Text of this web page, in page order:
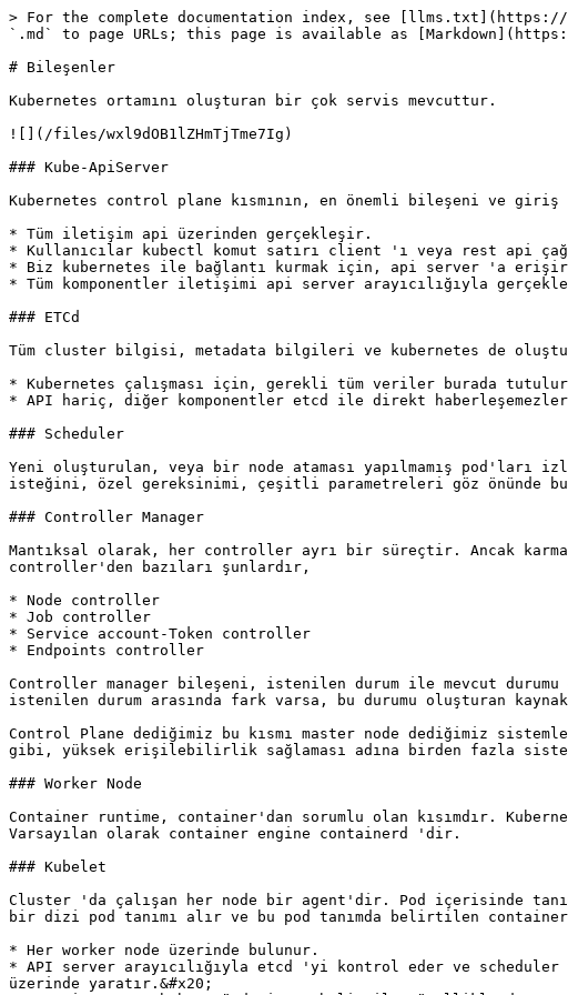
> For the complete documentation index, see [llms.txt](https://
`.md` to page URLs; this page is available as
# Bileşenler
Kubernetes ortamını oluşturan bir çok servis mevcuttur.
![](/files/wxl9dOB1lZHmTjTme7Ig)
### Kube-ApiServer
Kubernetes control plane kısmının, en önemli bileşeni ve
* Tüm iletişim api üzerinden gerçekleşir.
* Kullanıcılar kubectl komut satırı client 'ı veya rest api
* Biz kubernetes ile bağlantı kurmak için, api server 'a
* Tüm komponentler iletişimi api server arayıcılığıyla
### ETCd
Tüm cluster bilgisi, metadata bilgileri ve kubernetes de
* Kubernetes çalışması için, gerekli tüm veriler burada
* API hariç, diğer komponentler etcd ile direkt
### Scheduler
Yeni oluşturulan, veya bir node ataması yapılmamış
isteğini, özel gereksinimi, çeşitli parametreleri göz önünde
### Controller Manager
Mantıksal olarak, her controller ayrı bir süreçtir. Ancak
controller'den bazıları şunlardır,
* Node controller
* Job controller
* Service account-Token controller
* Endpoints controller
Controller manager bileşeni, istenilen durum ile mevcut
istenilen durum arasında fark varsa, bu durumu oluşturan
Control Plane dediğimiz bu kısmı master node dediğimiz
gibi, yüksek erişilebilirlik sağlaması adına birden fazla
### Worker Node
Container runtime, container'dan sorumlu olan kısımdır.
Varsayılan olarak container engine containerd 'dir.
### Kubelet
Cluster 'da çalışan her node bir agent'dir. Pod içerisinde
bir dizi pod tanımı alır ve bu pod tanımda belirtilen
* Her worker node üzerinde bulunur.
* API server arayıcılığıyla etcd 'yi kontrol eder ve scheduler
üzerinde yaratır.&#x20;